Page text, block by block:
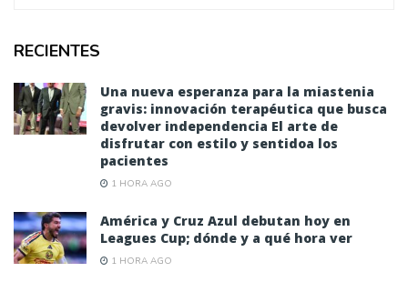
RECIENTES
Una nueva esperanza para la miastenia
gravis: innovación terapéutica que busca
devolver independencia El arte de
disfrutar con estilo y sentidoa los
pacientes
1 HORA AGO
América y Cruz Azul debutan hoy en
Leagues Cup; dónde y a qué hora ver
1 HORA AGO